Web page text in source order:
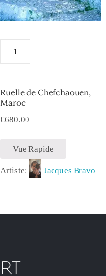
Ruelle de Chefchaouen,
Maroc
€680.00
Vue Rapide
Artiste: Jacques Bravo